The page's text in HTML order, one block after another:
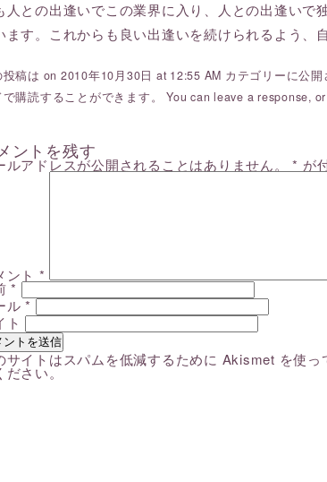
人との出逢いでこの業界に入り、人との出逢いで
ます。これからも良い出逢いを続けられるよう、
投稿は on 2010年10月30日 at 12:55 AM カテゴリーに公開
で購読することができます。 You canleave a response, or
ントを残す
ルアドレスが公開されることはありません。 * が
ント *
*
ル*
ト
サイトはスパムを低減するために Akismet を使っ
ださい。